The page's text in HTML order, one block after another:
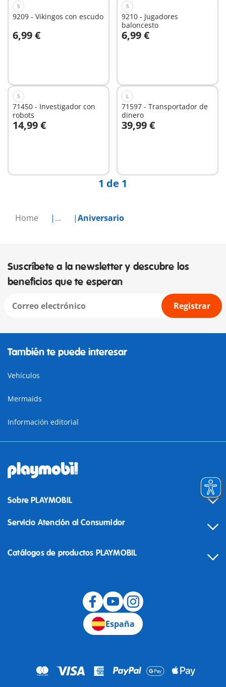
Home ... Aniversario
S
9209 - Vikingos con escudo
6,99 €
S
9210 - Jugadores
baloncesto
6,99 €
S
71450 - Investigador con
robots
14,99 €
L
71597 - Transportador de
dinero
39,99 €
1 de 1
Suscríbete a la newsletter y descubre los
beneficios que te esperan
Registrar
También te puede interesar
Vehículos
Mermaids
Información editorial
Sobre PLAYMOBIL
Servicio Atención al Consumidor
Catálogos de productos PLAYMOBIL
España